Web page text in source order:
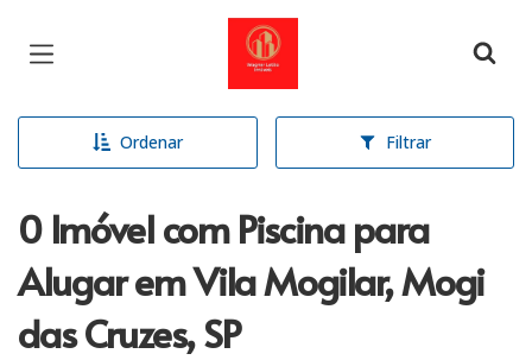
Página inicial
Ordenar Filtrar
0 Imóvel com Piscina para
Alugar em Vila Mogilar, Mogi
das Cruzes, SP